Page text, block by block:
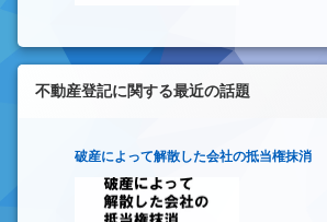
不動産登記に関する最近の話題
破産によって解散した会社の抵当権抹消